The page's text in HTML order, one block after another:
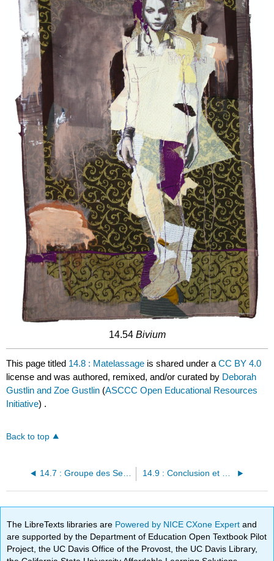
14.54 Bivium
This page titled 14.8 : Matelassage is shared under aCC BY 4.0
license and was authored, remixed, and/or curated by Deborah
Gustlin and Zoe Gustlin (ASCCC Open Educational Resources
Initiative) .
Back to top
14.7 : Groupe des Sept des Premières Nations
The LibreTexts libraries are Powered by NICE CXone Expertand
are supported by the Department of Education Open Textbook Pilot
Project, the UC Davis Office of the Provost, the UC Davis Library,